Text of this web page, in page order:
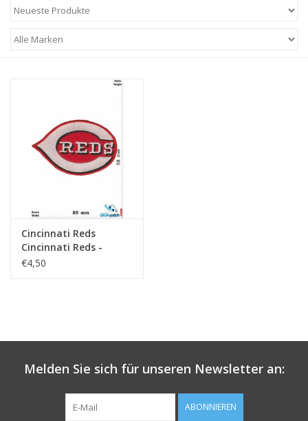
Schlüsselanhänger
Cincinnati Reds
Cincinnati Reds -
Baseball-Mannschaft
€4,50
Melden Sie sich für unseren Newsletter an:
ABONNIEREN